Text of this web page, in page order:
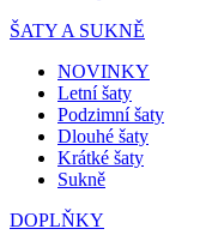
ŠATY A SUKNĚ
NOVINKY
Letní šaty
Podzimní šaty
Dlouhé šaty
Krátké šaty
Sukně
DOPLŇKY